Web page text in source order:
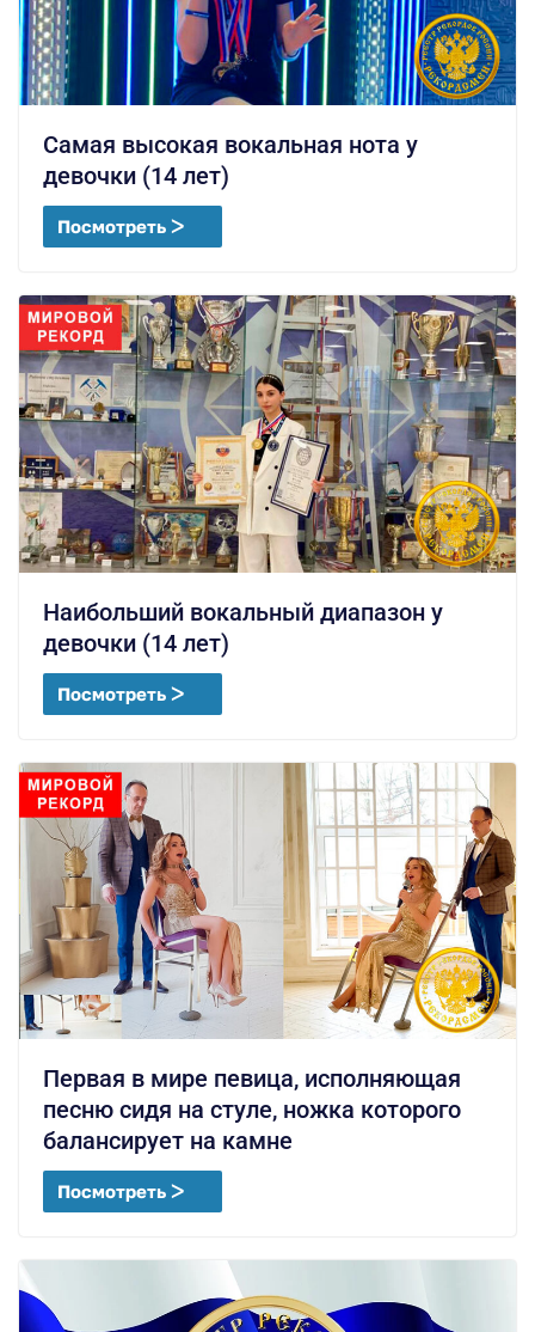
Самая высокая вокальная нота у
девочки (14 лет)
Посмотреть ᐳ
Наибольший вокальный диапазон у
девочки (14 лет)
Посмотреть ᐳ
Первая в мире певица, исполняющая
песню сидя на стуле, ножка которого
балансирует на камне
Посмотреть ᐳ